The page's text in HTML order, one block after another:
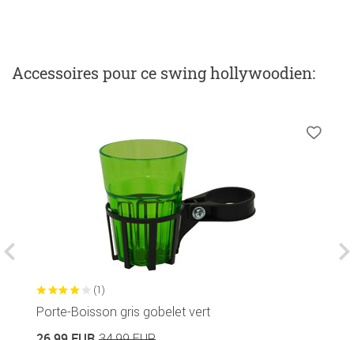
Accessoires pour ce swing hollywoodien:
(1)
Porte-Boisson gris gobelet vert